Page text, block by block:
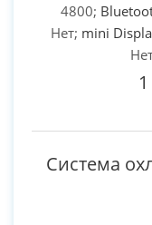
4800;
Нет; mini
1
Система